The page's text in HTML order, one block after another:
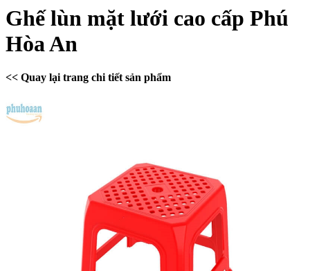
Ghế lùn mặt lưới cao cấp Phú
Hòa An
<< Quay lại trang chi tiết sản phẩm